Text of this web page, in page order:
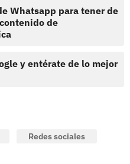
Whatsapp para tener de
de
y entérate de lo mejor
Redes sociales